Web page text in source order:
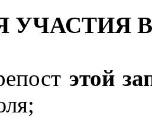
УЧАСТИЯ
этой